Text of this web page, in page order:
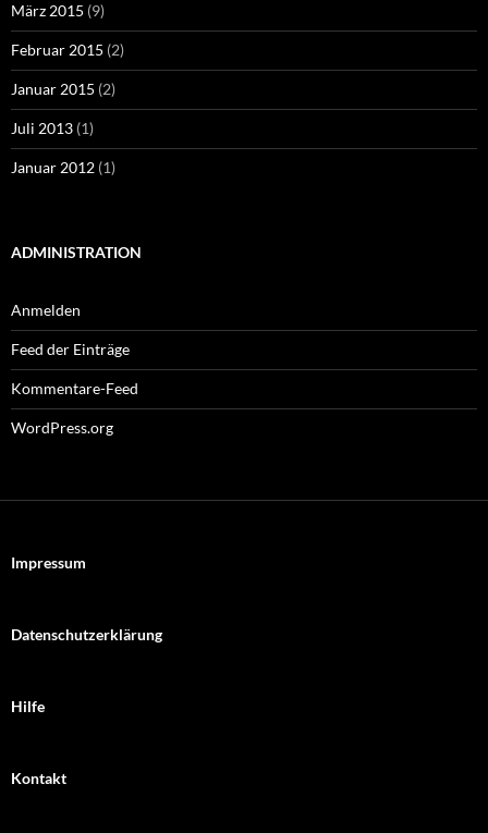
März 2015 (9)
Februar 2015 (2)
Januar 2015 (2)
Juli 2013 (1)
Januar 2012 (1)
ADMINISTRATION
Anmelden
Feed der Einträge
Kommentare-Feed
WordPress.org
Impressum
Datenschutzerklärung
Hilfe
Kontakt